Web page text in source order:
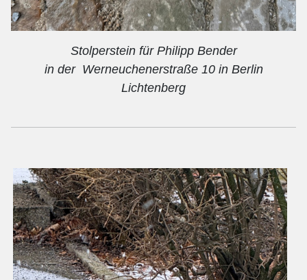
Stolperstein für Philipp Bender
in der Werneuchenerstraße 10 in Berlin
Lichtenberg